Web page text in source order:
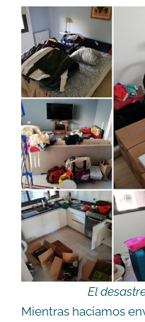
El
Mientras hacíamos